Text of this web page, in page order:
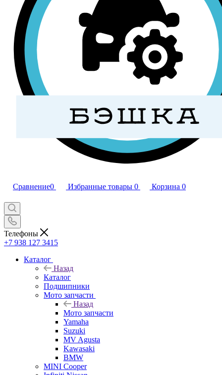
Сравнение0 Избранные товары 0 Корзина 0
Телефоны
+7 938 127 3415
Каталог
Назад
Каталог
Подшипники
Мото запчасти
Назад
Мото запчасти
Yamaha
Suzuki
MV Agusta
Kawasaki
BMW
MINI Cooper